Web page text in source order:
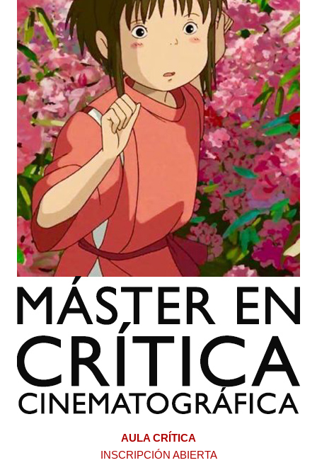
AULA CRÍTICA
INSCRIPCIÓN ABIERTA